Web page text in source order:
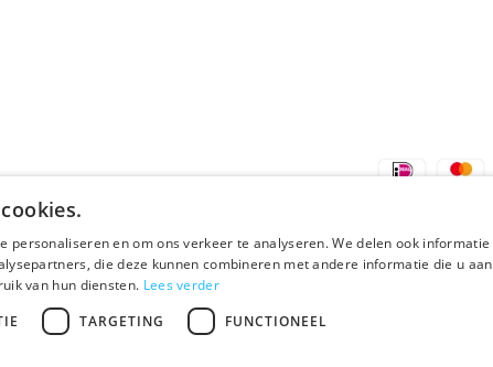
ByDMWSxPlus+
personaliseren en om ons verkeer te analyseren. We delen ook informatie
die deze kunnen combineren met andere informatie die u
van hun diensten. Lees verder
TARGETING FUNCTIONEEL